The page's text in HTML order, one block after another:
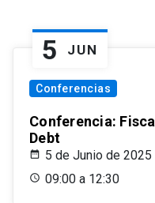
5 JUN
Conferencias
Conferencia:
Debt
5 de Junio de
09:00 a 12:30